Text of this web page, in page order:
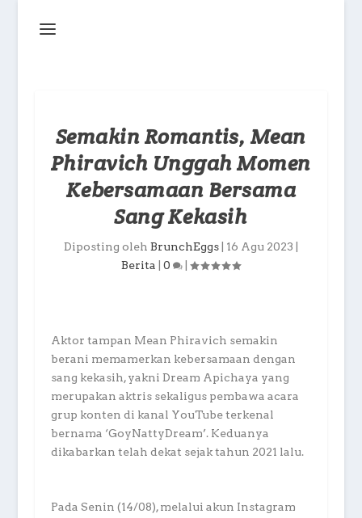
Semakin Romantis, Mean
Phiravich Unggah Momen
Kebersamaan Bersama
Sang Kekasih
Diposting oleh BrunchEggs| 16 Agu 2023
Berita
|0 |
Aktor tampan Mean Phiravich semakin
berani memamerkan kebersamaan dengan
sang kekasih, yakni Dream Apichaya yang
merupakan aktris sekaligus pembawa acara
grup konten di kanal YouTube terkenal
bernama ‘GoyNattyDream’. Keduanya
dikabarkan telah dekat sejak tahun 2021 lalu.
Pada Senin (14/08), melalui akun Instagram